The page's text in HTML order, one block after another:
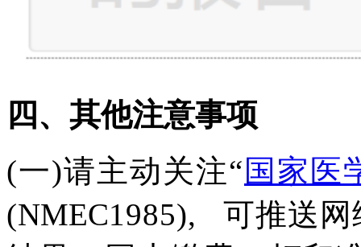
四、其他注意事项
(一)请主动关注“国家医
(NMEC
可推送